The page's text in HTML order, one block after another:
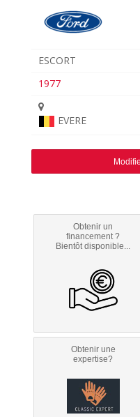
ESCORT
1977
EVERE
Obtenir un
financement ?
Bientôt disponible...
Obtenir une
expertise?